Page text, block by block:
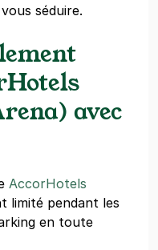
séduire.
avec
AccorHotels
limité pendant les
en toute